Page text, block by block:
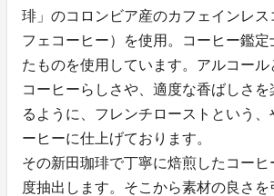
琲」のコロンビア産のカフェインレス
フェコーヒー）を使用。コーヒー鑑定
たものを使用しています。アルコール
コーヒーらしさや、適度な香ばしさ
るように、フレンチローストという、
ーヒーに仕上げております。
その新田珈琲で丁寧に焙煎したコー
度抽出します。そこから素材の良さを